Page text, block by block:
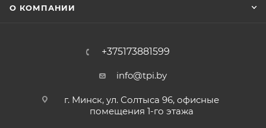
О КОМПАНИИ
+375173881599
info@tpi.by
г. Минск, ул. Солтыса 96, офисные
помещения 1-го этажа